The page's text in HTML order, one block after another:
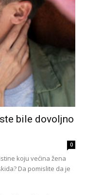
bile dovoljno
0
koju većina žena
Da pomislite da je